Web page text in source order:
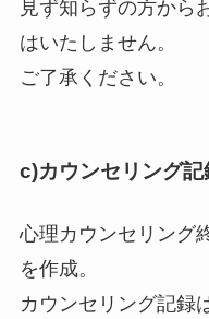
見ず知らずの方から
はいたしません。
ご了承ください。
c)カウンセリング記
心理カウンセリング
を作成。
カウンセリング記録